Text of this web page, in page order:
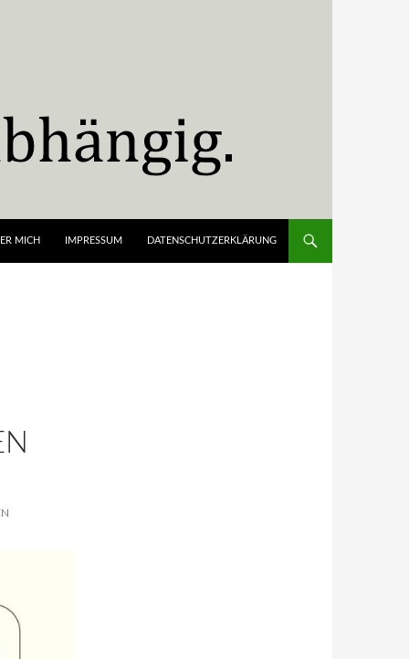
MICH IMPRESSUM DATENSCHUTZERKLÄRUNG